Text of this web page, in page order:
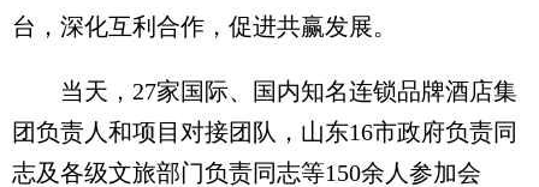
台，深化互利合作，促进共赢发展。
当天，27家国际、国内知名连锁品牌酒店集
团负责人和项目对接团队，山东16市政府负责同
志及各级文旅部门负责同志等150余人参加会